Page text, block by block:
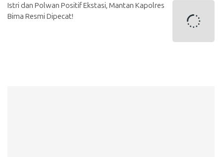
Istri dan Polwan Positif Ekstasi, Mantan Kapolres
Bima Resmi Dipecat!